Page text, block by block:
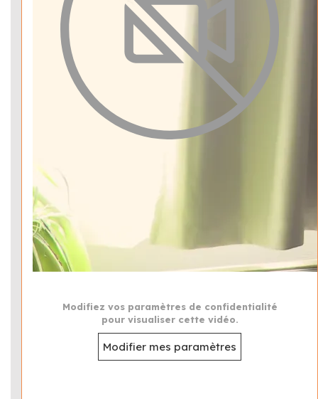
Modifiez vos paramètres de confidentialité
pour visualiser cette vidéo.
Modifier mes paramètres